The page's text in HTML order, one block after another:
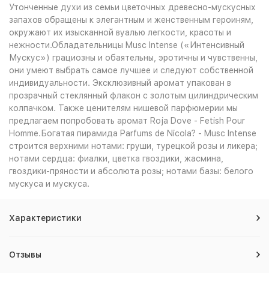
Утонченные духи из семьи цветочных древесно-мускусных
запахов обращены к элегантным и женственным героиням,
окружают их изысканной вуалью легкости, красоты и
нежности.Обладательницы Musc Intense («Интенсивный
Мускус») грациозны и обаятельны, эротичны и чувственны,
они умеют выбрать самое лучшее и следуют собственной
индивидуальности. Эксклюзивный аромат упакован в
прозрачный стеклянный флакон с золотым цилиндрическим
колпачком. Также ценителям нишевой парфюмерии мы
предлагаем попробовать аромат Roja Dove - Fetish Pour
Homme.Богатая пирамида Parfums de Nicola? - Musc Intense
строится верхними нотами: груши, турецкой розы и ликера;
нотами сердца: фиалки, цветка гвоздики, жасмина,
гвоздики-пряности и абсолюта розы; нотами базы: белого
мускуса и мускуса.
Характеристики
Отзывы